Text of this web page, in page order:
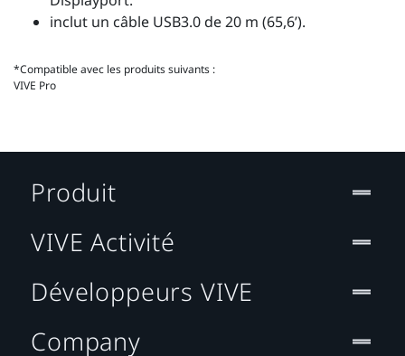
inclut un câble USB3.0 de 20 m (65,6’).
*Compatible avec les produits suivants :
VIVE Pro
Produit
VIVE Activité
Développeurs VIVE
Company